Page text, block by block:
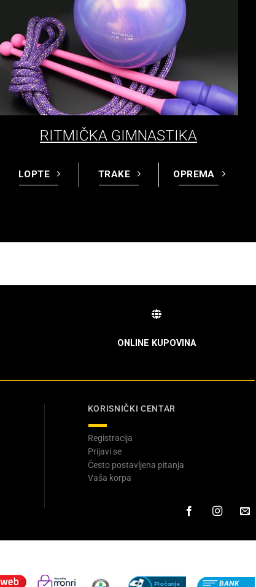
RITMIČKA GIMNASTIKA
LOPTE TRAKE OPREMA
ONLINE KUPOVINA
KORISNIČKI CENTAR
Registracija
Prijavi se
Često postavljena pitanja
Vaša korpa